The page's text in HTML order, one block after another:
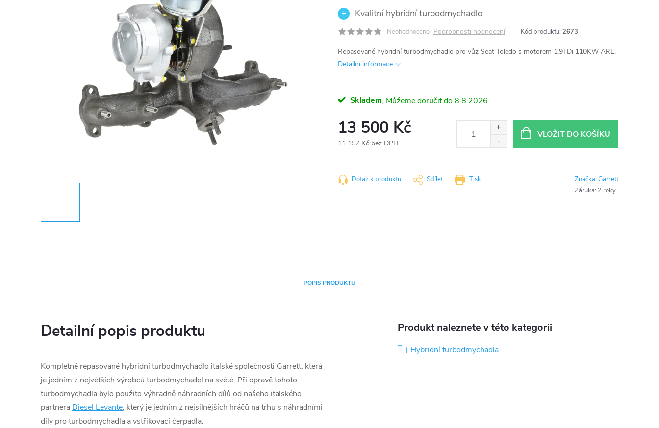
Kvalitní hybridní turbodmychadlo
Neohodnoceno Podrobnosti hodnocení Kód produktu: 2673
Repasované hybridní turbodmychadlo pro vůz Seat Toledo s motorem 1.9TDi 110KW ARL.
Detailní informace
Skladem 8.8.2026
13 500 Kč
11 157 Kč bez DPH
cena:
VLOŽIT DO KOŠÍKU
Tisk
Dotaz k produktu Sdílet Značka:Garrett
Záruka: 2 roky
POPIS PRODUKTU
Detailní popis produktu
Kompletně repasované hybridní turbodmychadlo italské společnosti Garrett, která
je jedním z největších výrobců turbodmychadel na světě. Při opravě tohoto
turbodmychadla bylo použito výhradně náhradních dílů od našeho italského
partnera Diesel Levante, který je jedním z nejsilnějších hráčů na trhu s náhradními
díly pro turbodmychadla a vstřikovací čerpadla.
Produkt naleznete v této kategorii
Hybridní turbodmychadla